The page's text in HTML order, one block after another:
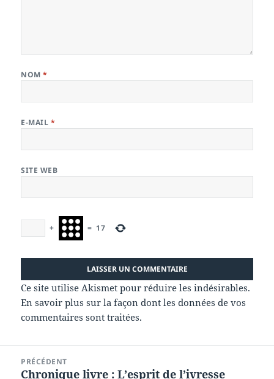
NOM*
E-MAIL *
SITE WEB
+ = 17
Ce site utilise Akismet pour réduire les indésirables.
En savoir plus sur la façon dont les données de vos
commentaires sont traitées.
PRÉCÉDENT
Article
Chronique livre : L’esprit de l’ivresse